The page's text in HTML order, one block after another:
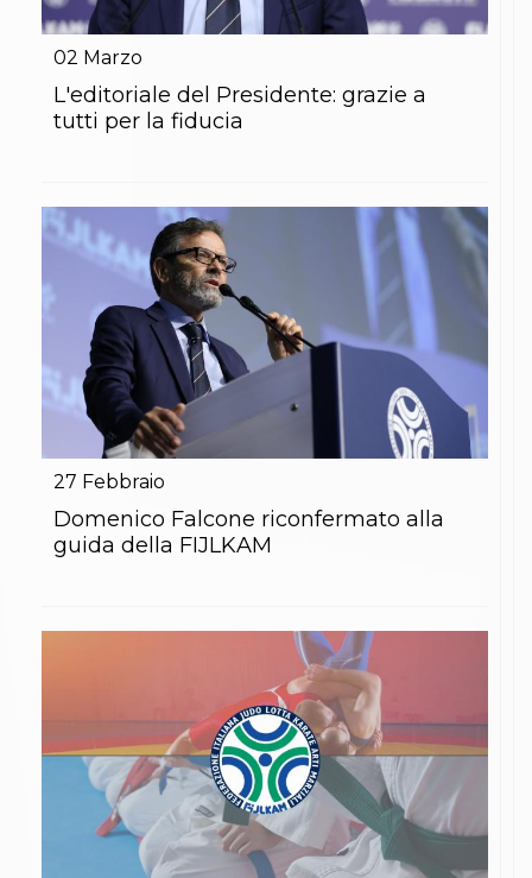
02 Marzo
L'editoriale del Presidente: grazie a
tutti per la fiducia
27 Febbraio
Domenico Falcone riconfermato alla
guida della FIJLKAM